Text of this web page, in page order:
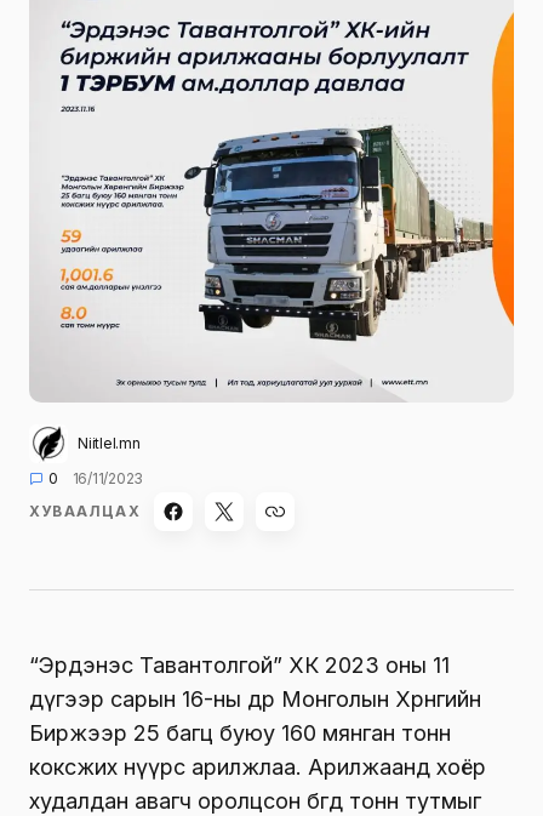
Niitlel.mn
0
16/11/2023
ХУВААЛЦАХ
“Эрдэнэс Тавантолгой” ХК 2023 оны 11
дүгээр сарын 16-ны өдөр Монголын Хөрөнгийн
Биржээр 25 багц буюу 160 мянган тонн
коксжих нүүрс арилжлаа. Арилжаанд хоёр
худалдан авагч оролцсон бөгөөд тонн тутмыг